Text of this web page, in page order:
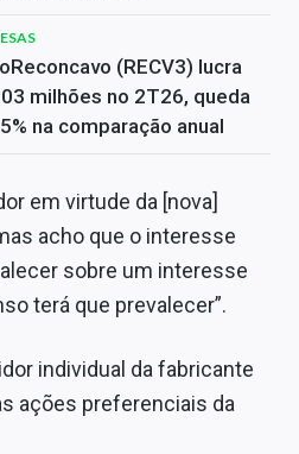
(RECV3) lucra
milhões no 2T26, queda
na comparação anual
em virtude da [nova]
acho que o interesse
sobre um interesse
terá que prevalecer”.
individual da fabricante
ações preferenciais da